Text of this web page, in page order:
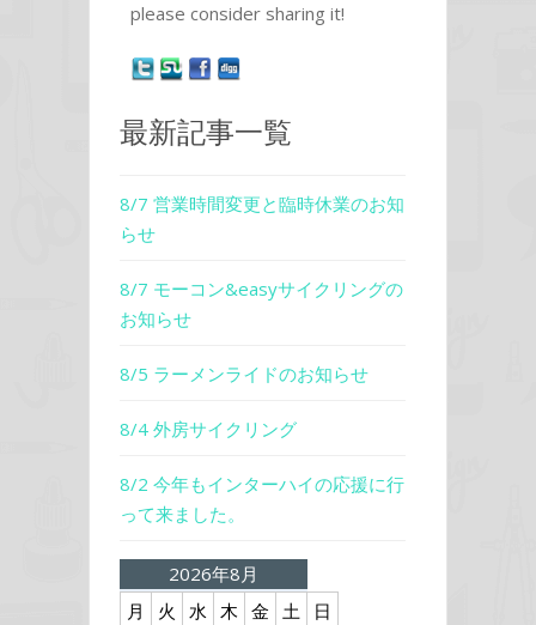
please consider sharing it!
最新記事一覧
8/7 営業時間変更と臨時休業のお知
らせ
8/7 モーコン&easyサイクリングの
お知らせ
8/5 ラーメンライドのお知らせ
8/4 外房サイクリング
8/2 今年もインターハイの応援に行
って来ました。
2026年8月
月
火 水 木 金 土
日